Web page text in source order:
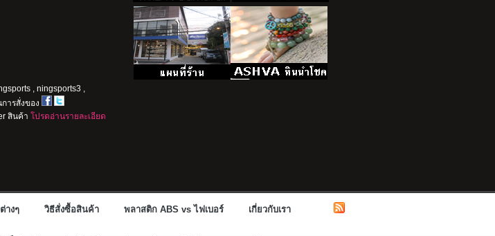
, ningsports3 ,
ารสั่งของ
สินค้า โปรดอ่านรายละเอียด
างๆ วิธีสั่งซื้อสินค้า พลาสติก ABS vs ไฟเบอร์ เกี่ยวกับเรา